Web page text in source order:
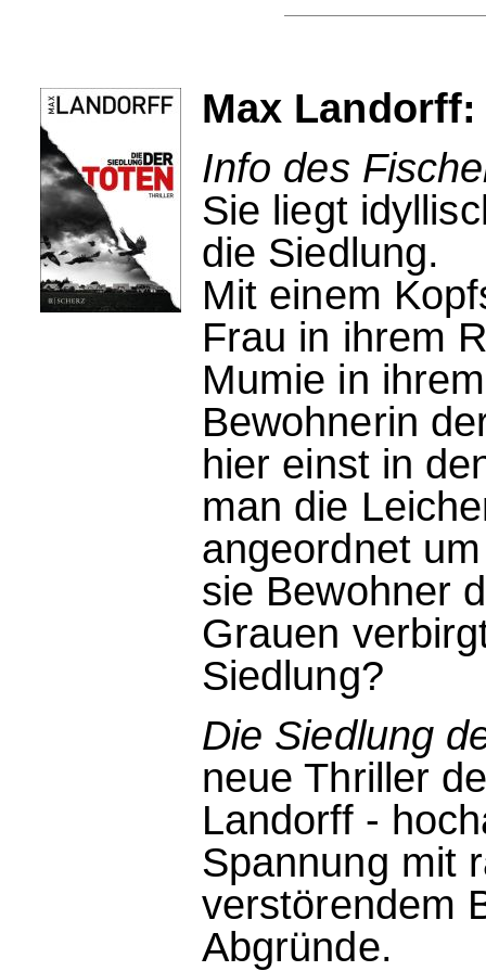
Max
Info des
Sie liegt
die Siedlung.
Mit einem
Frau in ihrem
Mumie in
Bewohnerin
hier einst in
man die
angeordnet
sie Bewohner
Grauen
Siedlung?
Die Siedlung
neue Thriller
Landorff -
Spannung mit
verstörendem
Abgründe.